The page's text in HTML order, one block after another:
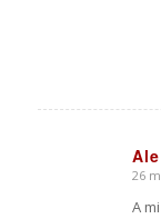
Ale
26
A